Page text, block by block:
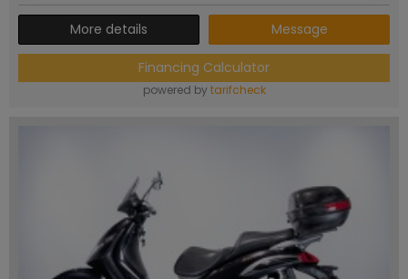
More details Message
Financing Calculator
powered by tarifcheck